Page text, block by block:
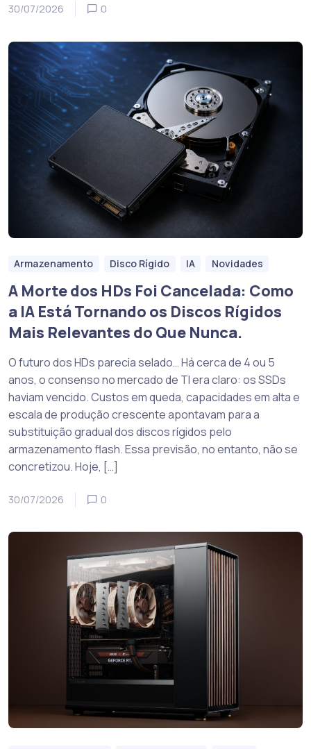
30/07/2026 0
Armazenamento Disco Rígido IA Novidades
A Morte dos HDs Foi Cancelada: Como
a IA Está Tornando os Discos Rígidos
Mais Relevantes do Que Nunca.
O futuro dos HDs parecia selado… Há cerca de 4 ou 5
anos, o consenso no mercado de TI era claro: os SSDs
haviam vencido. Custos em queda, capacidades em alta e
escala de produção crescente apontavam para a
substituição gradual dos discos rígidos pelo
armazenamento flash. Essa previsão, no entanto, não se
concretizou. Hoje, […]
30/07/2026 0